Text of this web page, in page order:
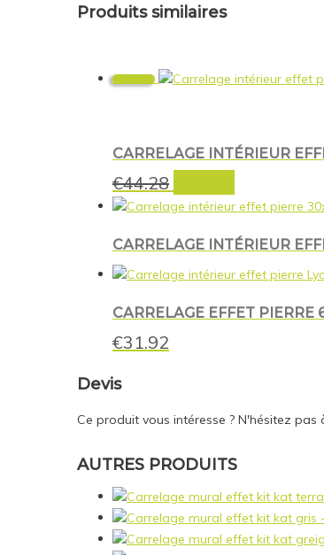
Produits similaires
Promo !
CARRELAGE INTÉRIEUR
€44.28Le
prix
était :
prix
est :
CARRELAGE INTÉRIEUR
CARRELAGE EFFET PIERRE
€31.92
Devis
Ce produit vous intéresse ? N'hésitez
AUTRES PRODUITS